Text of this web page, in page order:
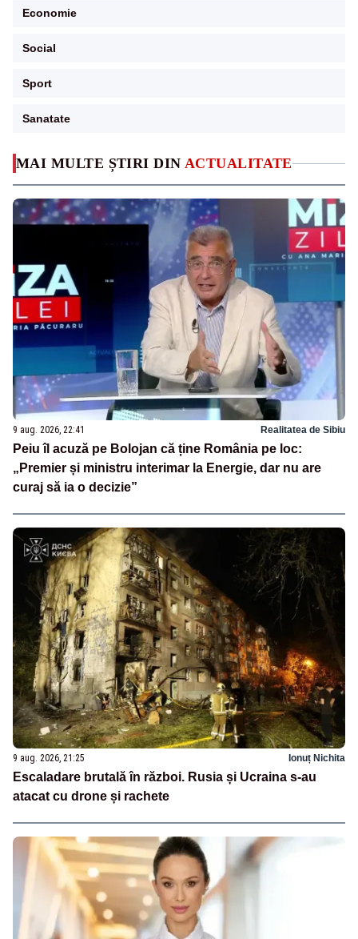
MAI MULTE ȘTIRI DIN ACTUALITATE
9 aug. 2026, 22:41 Realitatea de Sibiu
Peiu îl acuză pe Bolojan că ține România pe loc:
„Premier și ministru interimar la Energie, dar nu are
curaj să ia o decizie”
9 aug. 2026, 21:25 Ionuț Nichita
Escaladare brutală în război. Rusia și Ucraina s-au
atacat cu drone și rachete
Economie
Social
Sport
Sanatate